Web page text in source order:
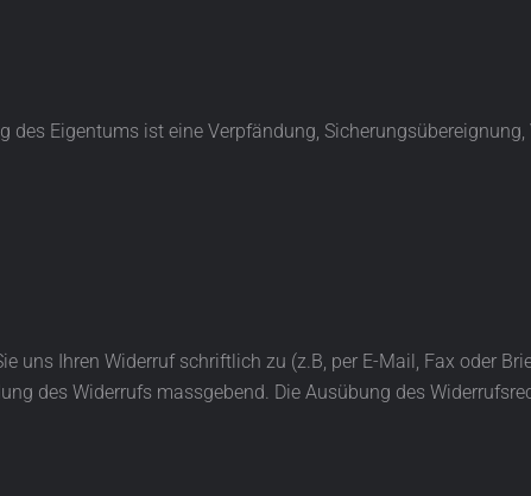
Eigentums ist eine Verpfändung,
uns Ihren Widerruf schriftlich zu (z.B, per E-Mail, Fax oder
des Widerrufs massgebend. Die Ausübung des